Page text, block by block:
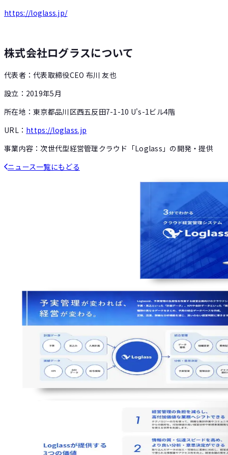
https://loglass.jp/
株式会社ログラスについて
代表者：代表取締役CEO 布川 友也
設立：2019年5月
所在地：東京都品川区西五反田7-1-10 U's-1ビル4階
URL： https://loglass.jp
事業内容：次世代型経営管理クラウド「Loglass」の開発・提供
ニュース一覧にもどる